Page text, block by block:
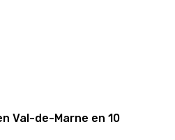
Val-de-Marne en 10